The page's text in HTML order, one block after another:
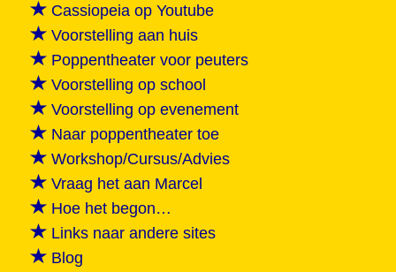
Cassiopeia op Youtube
Voorstelling aan huis
Poppentheater voor peuters
Voorstelling op school
Voorstelling op evenement
Naar poppentheater toe
Workshop/Cursus/Advies
Vraag het aan Marcel
Hoe het begon…
Links naar andere sites
Blog